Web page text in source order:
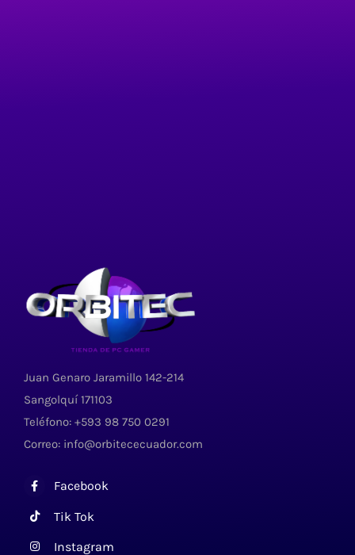
Juan Genaro Jaramillo 142-214
Sangolquí 171103
Teléfono: +593 98 750 0291
Correo: info@orbitececuador.com
Facebook
Tik Tok
Instagram